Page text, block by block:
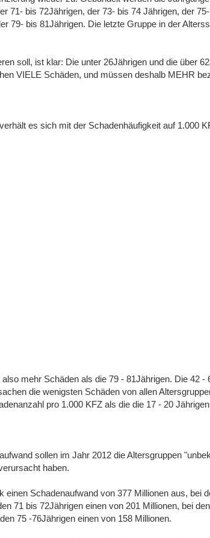
71- bis 72Jährigen, der 73- bis 74 Jährigen, der
79- bis 81Jährigen. Die letzte Gruppe in der
soll, ist klar: Die unter 26Jährigen und die über
VIELE Schäden, und müssen deshalb MEHR
es sich mit der Schadenhäufigkeit auf 1.000
mehr Schäden als die 79 - 81Jährigen. Die 42 -
die wenigsten Schäden von allen
pro 1.000 KFZ als die die 17 - 20
sollen im Jahr 2012 die Altersgruppen
haben.
einen Schadenaufwand von 377 Millionen aus, bei
71 bis 72Jährigen einen von 201 Millionen, bei
75 -76Jährigen einen von 158 Millionen.